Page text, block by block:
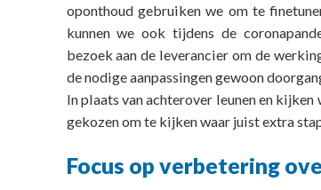
oponthoud gebruiken we om te
kunnen we ook tijdens de
bezoek aan de leverancier om de
de nodige aanpassingen gewoon
In plaats van achterover leunen en
gekozen om te kijken waar juist extra
Focus op verbetering